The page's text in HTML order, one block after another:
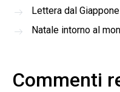
Lettera dal
Natale intorno al
Commenti